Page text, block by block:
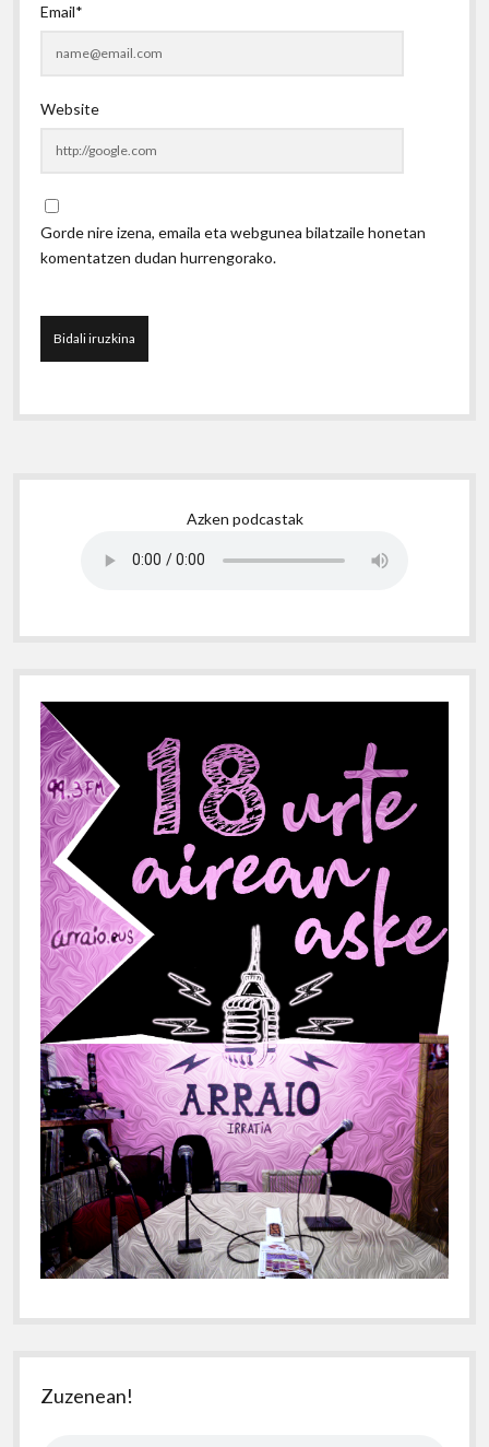
Email*
Website
Gorde nire izena, emaila eta webgunea bilatzaile honetan
komentatzen dudan hurrengorako.
Sidebar
Azken podcastak
Zuzenean!